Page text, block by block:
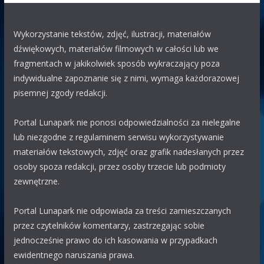
WOJTEK
WOJTEKty jestes chory , czy coś z toba nie tak
?
eAK
29.07 08:31
Jest lunapark na parkingu M1 Marki koło Burger King.
Tabor: wahadło, ławeczka, łabędzie, autodrom i reszta dla
małych dzieci.
Polak63
28.07 21:55
WOJTEKbardzo dobrze że omijają, pozdrawiam
WOJTEK
28.07 00:46
WITAM SERDECZNIE POWIEDZCIE MI WSZYSCY SZCZERZĘ
CZEMU WSZYSTKIE LUNAPARKI I WESOŁYCH MIASTECZKO
Wykorzystanie tekstów, zdjęć, ilustracji, materiałów
dźwiękowych, materiałów filmowych w całości lub we
fragmentach w jakikolwiek sposób wykraczający poza
indywidualne zapoznanie się z nimi, wymaga każdorazowej
pisemnej zgody redakcji.
Portal Lunapark nie ponosi odpowiedzialności za nielegalne
lub niezgodne z regulaminem serwisu wykorzystywanie
materiałów tekstowych, zdjęć oraz grafik nadesłanych przez
osoby spoza redakcji, przez osoby trzecie lub podmioty
zewnętrzne.
Portal Lunapark nie odpowiada za treści zamieszczanych
przez czytelników komentarzy, zastrzegając sobie
jednocześnie prawo do ich kasowania w przypadkach
ewidentnego naruszania prawa.